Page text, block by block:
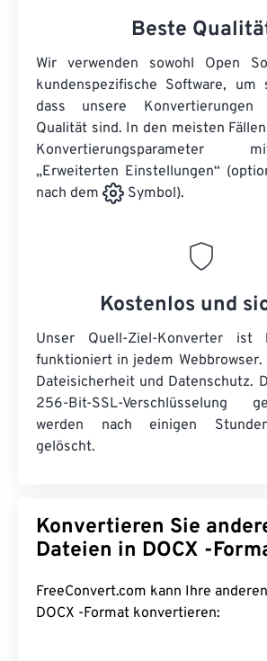
Beste
Wir verwenden sowohl Open
kundenspezifische Software, um
dass unsere
Qualität sind. In den meisten
„Erweiterten Einstellungen“
nach dem
Symbol).
Kostenlos und
Unser Quell-Ziel-Konverter ist
funktioniert in jedem Webbrowser.
Dateisicherheit und Datenschutz.
256-Bit-SSL-Verschlüsselung
werden nach einigen
gelöscht.
Konvertieren Sie
Dateien in DOCX -
FreeConvert.com kann Ihre
DOCX -Format konvertieren: